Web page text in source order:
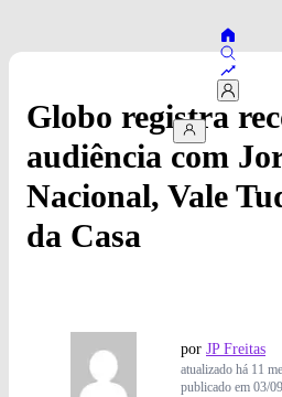
Globo registra
audiência com
Nacional, Vale
da Casa
por JP Freitas
atualizado há 11
publicado em 03/